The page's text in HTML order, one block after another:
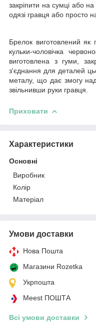
закріпити на сумці або
одязі гравця або просто
Брелок виготовлений як
кульки-чоловічка
виготовлена з гуми,
з'єднання для деталей
металу, що дає змогу
звільнивши руки гравця.
Приховати
Характеристики
Основні
Виробник
Колір
Матеріал
Умови доставки
Нова Пошта
Магазини Rozetka
Укрпошта
Meest ПОШТА
Всі умови доставки